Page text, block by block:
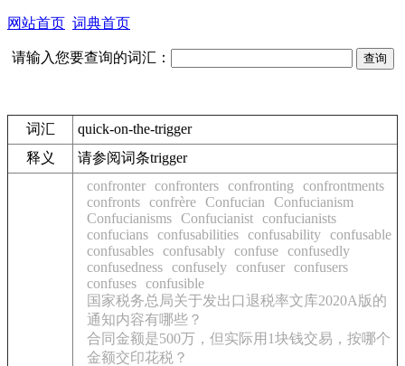
网站首页 词典首页
请输入您要查询的词汇：
词汇
quick-on-the-trigger
释义
请参阅词条trigger
confronter confronters confronting
confrontments
confronts confrère Confucian
Confucianism
Confucianisms Confucianist confucianists
confucians confusabilities confusability confusable
confusables confusably confuse confusedly
confusedness confusely confuser confusers
confuses confusible
国家税务总局关于发出口退税率文库2020A版的
通知内容有哪些？
合同金额是500万，但实际用1块钱交易，按哪个
金额交印花税？